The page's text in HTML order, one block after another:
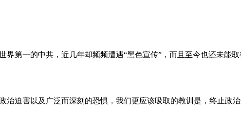
第一的中共，近几年却频频遭遇“黑色宣传”，而且至今也还未能取
治迫害以及广泛而深刻的恐惧，我们更应该吸取的教训是，终止政